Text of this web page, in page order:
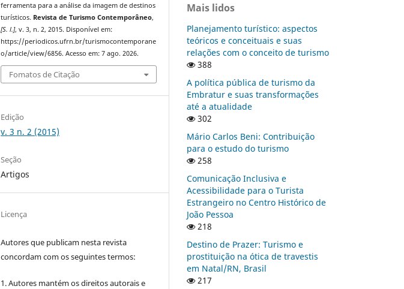
ferramenta para a análise da imagem de destinos
turísticos. Revista de Turismo Contemporâneo,
[S. l.], v. 3, n. 2, 2015. Disponível em:
https://periodicos.ufrn.br/turismocontemporane
o/article/view/6856. Acesso em: 7 ago. 2026.
Fomatos de Citação
Edição
v. 3 n. 2 (2015)
Seção
Artigos
Licença
Autores que publicam nesta revista
concordam com os seguintes termos:
1. Autores mantém os direitos autorais e
Mais lidos
Planejamento turístico: aspectos
teóricos e conceituais e suas
relações com o conceito de turismo
388
A política pública de turismo da
Embratur e suas transformações
até a atualidade
302
Mário Carlos Beni: Contribuição
para o estudo do turismo
258
Comunicação Inclusiva e
Acessibilidade para o Turista
Estrangeiro no Centro Histórico de
João Pessoa
218
Destino de Prazer: Turismo e
prostituição na ótica de travestis
em Natal/RN, Brasil
217